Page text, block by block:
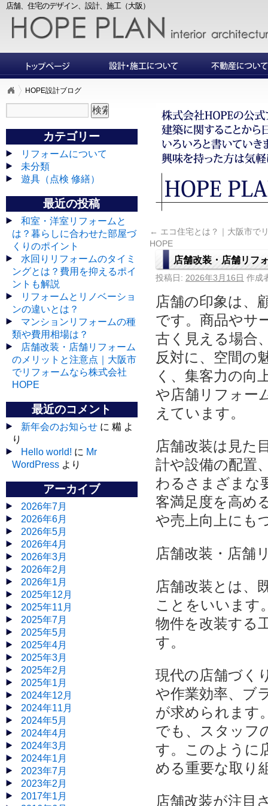
店舗、住宅のデザイン、設計、施工（大阪）
HOPE設計ブログ
カテゴリー
リフォームについて
未分類
遊具（点検 修繕）
最近の投稿
和室・洋室リフォームと
は？暮らしに合わせた部屋づ
くりのポイント
水回りリフォームのタイミ
ングとは？費用を抑えるポイ
ントも解説
リフォームとリノベーショ
ンの違いとは？
マンションリフォームの種
類や費用相場は？
店舗改装・店舗リフォーム
のメリットと注意点｜大阪市
でリフォームなら株式会社
HOPE
最近のコメント
新年会のお知らせ に 糒 よ
り
Hello world! に Mr
WordPress より
アーカイブ
2026年7月
2026年6月
2026年5月
2026年4月
2026年3月
2026年2月
2026年1月
2025年12月
2025年11月
2025年7月
2025年5月
2025年4月
2025年3月
2025年2月
2025年1月
2024年12月
2024年11月
2024年5月
2024年4月
2024年3月
2024年1月
2023年7月
2023年2月
2017年1月
← エコ住宅とは？｜大阪市で
HOPE
店舗改装・店舗リフ
投稿日: 2026年3月16日 作成
店舗の印象は、
です。商品やサ
古く見える場合
反対に、空間の
く、集客力の向
や店舗リフォー
えています。
店舗改装は見た
計や設備の配置
わるさまざまな
客満足度を高め
や売上向上にも
店舗改装・店舗
店舗改装とは、
ことをいいます
物件を改装する
す。
現代の店舗づく
や作業効率、ブ
が求められます
でも、スタッフ
す。このように
める重要な取り
店舗改装が注目